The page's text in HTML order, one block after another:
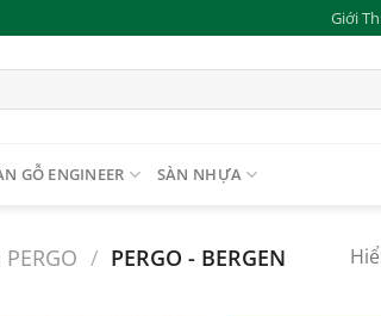
Giới
GỖ ENGINEER SÀN NHỰA
/ PERGO - BERGEN